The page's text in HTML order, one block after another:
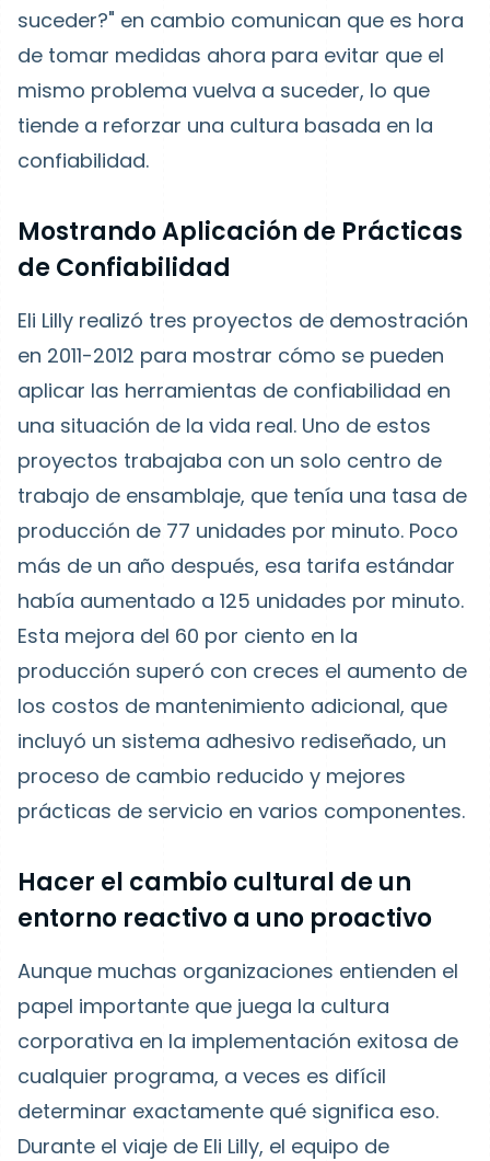
suceder?" en cambio comunican que es hora
de tomar medidas ahora para evitar que el
mismo problema vuelva a suceder, lo que
tiende a reforzar una cultura basada en la
confiabilidad.
Mostrando Aplicación de Prácticas
de Confiabilidad
Eli Lilly realizó tres proyectos de demostración
en 2011-2012 para mostrar cómo se pueden
aplicar las herramientas de confiabilidad en
una situación de la vida real. Uno de estos
proyectos trabajaba con un solo centro de
trabajo de ensamblaje, que tenía una tasa de
producción de 77 unidades por minuto. Poco
más de un año después, esa tarifa estándar
había aumentado a 125 unidades por minuto.
Esta mejora del 60 por ciento en la
producción superó con creces el aumento de
los costos de mantenimiento adicional, que
incluyó un sistema adhesivo rediseñado, un
proceso de cambio reducido y mejores
prácticas de servicio en varios componentes.
Hacer el cambio cultural de un
entorno reactivo a uno proactivo
Aunque muchas organizaciones entienden el
papel importante que juega la cultura
corporativa en la implementación exitosa de
cualquier programa, a veces es difícil
determinar exactamente qué significa eso.
Durante el viaje de Eli Lilly, el equipo de